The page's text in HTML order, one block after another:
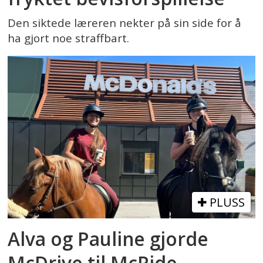
Den siktede læreren nekter på sin side for å
ha gjort noe straffbart.
PLUSS
Alva og Pauline gjorde